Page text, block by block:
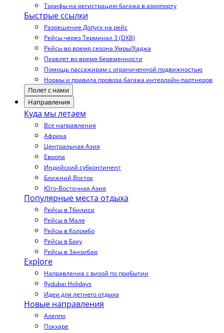
Тарифы на регистрацию багажа в аэропорту
Быстрые ссылки
Разрешение Допуск на рейс
Рейсы через Терминал 3 (DXB)
Рейсы во время сезона Умры/Хаджа
Перелет во время беременности
Помощь пассажирам с ограниченной подвижностью
Нормы и правила провоза багажа интерлайн-партнеров
Полет с нами
Направления
Куда мы летаем
Все направления
Африка
Центральная Азия
Европа
Индийский субконтинент
Ближний Восток
Юго-Восточная Азия
Популярные места отдыха
Рейсы в Тбилиси
Рейсы в Мале
Рейсы в Коломбо
Рейсы в Баку
Рейсы в Занзибар
Explore
Направления с визой по прибытии
flydubai Holidays
Идеи для летнего отдыха
Новые направления
Алеппо
Покхаре